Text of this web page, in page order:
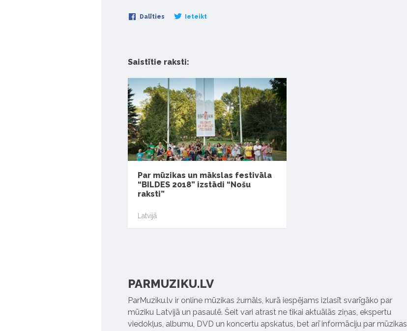
Dalīties Ieteikt
Saistītie raksti:
Par mūzikas un mākslas festivāla
“BILDES 2018” izstādi “Nošu
raksti”
Latvijā
PARMUZIKU.LV
ParMuziku.lv ir online mūzikas žurnāls, kurā iespējams izlasīt svarīgāko par
mūziku Latvijā un pasaulē. Šeit vari atrast ne tikai aktuālās ziņas, ekspertu
viedokļus, albumu, DVD un koncertu apskatus, bet arī informāciju par mūzikas